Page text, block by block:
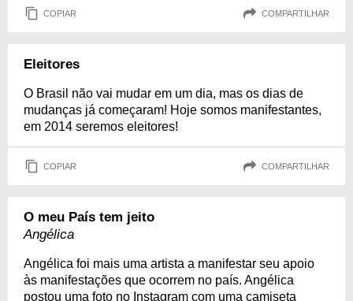
COPIAR COMPARTILHAR
Eleitores
O Brasil não vai mudar em um dia, mas os dias de
mudanças já começaram! Hoje somos manifestantes,
em 2014 seremos eleitores!
COPIAR COMPARTILHAR
O meu País tem jeito
Angélica
Angélica foi mais uma artista a manifestar seu apoio
às manifestações que ocorrem no país. Angélica
postou uma foto no Instagram com uma camiseta